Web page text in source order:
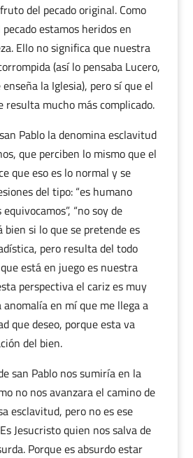
del pecado original. Como
estamos heridos en
Ello no significa que nuestra
(así lo pensaba Lucero,
la Iglesia), pero sí que el
mucho más complicado.
Pablo la denomina esclavitud
que perciben lo mismo que el
que eso es lo normal y se
del tipo: “es humano
“no soy de
bien si lo que se pretende es
pero resulta del todo
está en juego es nuestra
perspectiva el cariz es muy
en mí que me llega a
que deseo, porque esta va
del bien.
san Pablo nos sumiría en la
no nos avanzara el camino de
esclavitud, pero no es ese
Jesucristo quien nos salva de
Porque es absurdo estar